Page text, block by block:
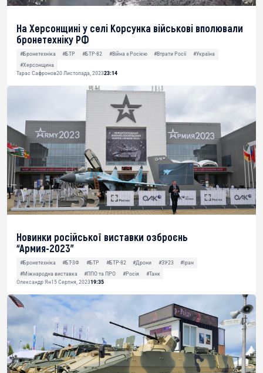
На Херсонщині у селі Корсунка військові вполювали
бронетехніку РФ
#Бронетехніка #БТР #БТР-82 #Війна з Росією #Втрати Росії
#Україна
#Херсонщина
Тарас Сафронов20 Листопада, 202323:14
Новинки російської виставки озброєнь
“Армия-2023”
#Бронетехніка #БТ-3Ф #БТР #БТР-82 #Дрони #ЗУ-23
#Іран
#Міжнародна виставка
#ППО та ПРО #Росія
#Танк
Олександр Ян15 Серпня, 202319:35